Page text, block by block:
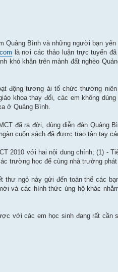
Quảng Bình và những người bạn
là nơi các thảo luận trực tuyến
khó khăn trên mảnh đất nghèo
động tương ái tổ chức thường
khoa thay đổi, các em không
ở Quảng Bình.
đã ra đời, dùng diễn đàn Quảng
cuốn sách đã được trao tận tay
2010 với hai nội dung chính; (1) -
trường học để cùng nhà trường phát
thư ngỏ này gửi đến toàn thể các
và các hình thức ủng hộ khác
với các em học sinh đang rất